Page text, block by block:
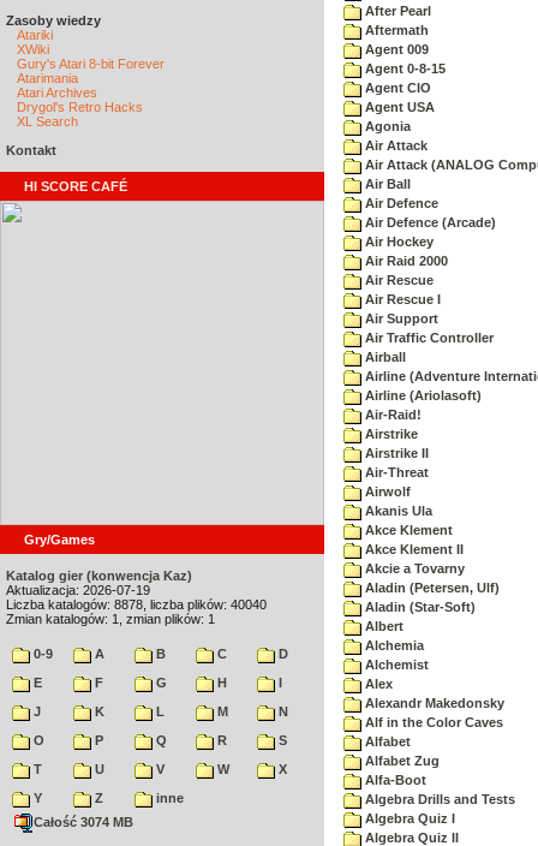
Zasoby wiedzy
Atariki
XWiki
Gury's Atari 8-bit Forever
Atarimania
Atari Archives
Drygol's Retro Hacks
XL Search
Kontakt
HI SCORE CAFÉ
Gry/Games
Katalog gier (konwencja Kaz)
Aktualizacja: 2026-07-19
Liczba katalogów: 8878, liczba plików: 40040
Zmian katalogów: 1, zmian plików: 1
0-9 A B C
D
E
F G H
I
J
K L M
N
O
P Q R
S
T
U V W
X
Y
Z
inne
Całość 3074 MB
After Pearl
Aftermath
Agent 009
Agent 0-8-15
Agent CIO
Agent USA
Agonia
Air Attack
Air Attack (ANALOG
Air Ball
Air Defence
Air Defence (Arcade)
Air Hockey
Air Raid 2000
Air Rescue
Air Rescue I
Air Support
Air Traffic Controller
Airball
Airline (Adventure
Airline (Ariolasoft)
Air-Raid!
Airstrike
Airstrike II
Air-Threat
Airwolf
Akanis Ula
Akce Klement
Akce Klement II
Akcie a Tovarny
Aladin (Petersen, Ulf)
Aladin (Star-Soft)
Albert
Alchemia
Alchemist
Alex
Alexandr Makedonsky
Alf in the Color Caves
Alfabet
Alfabet Zug
Alfa-Boot
Algebra Drills and Tests
Algebra Quiz I
Algebra Quiz II